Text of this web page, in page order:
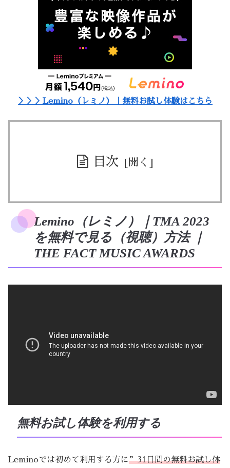
＞＞＞Lemino（レミノ）｜無料お試し体験はこちら
目次
Lemino（レミノ）｜TMA 2023
を無料で見る（視聴）方法 ｜
THE FACT MUSIC AWARDS
無料お試し体験を利用する
Leminoでは初めて利用する方に”31日間の無料お試し体